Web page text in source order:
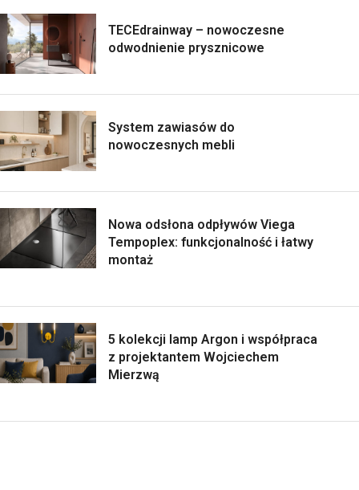
TECEdrainway – nowoczesne
odwodnienie prysznicowe
System zawiasów do
nowoczesnych mebli
Nowa odsłona odpływów Viega
Tempoplex: funkcjonalność i łatwy
montaż
5 kolekcji lamp Argon i współpraca
z projektantem Wojciechem
Mierzwą